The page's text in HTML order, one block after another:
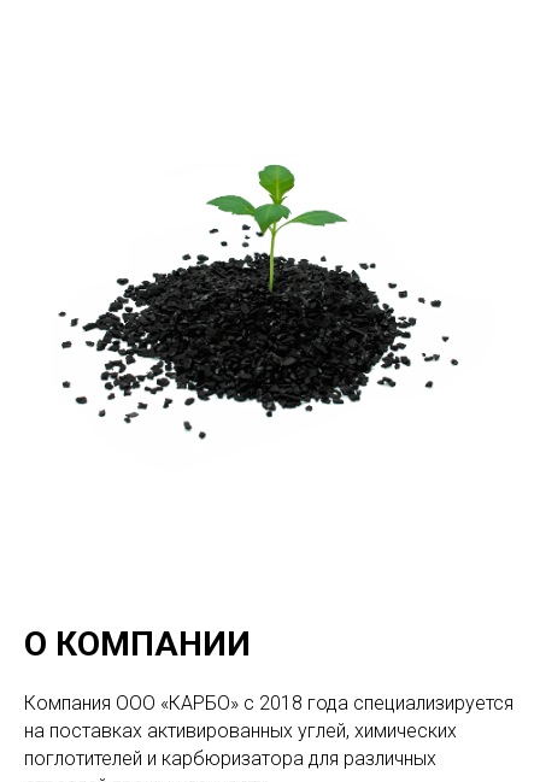
О КОМПАНИИ
Компания ООО «КАРБО» с 2018 года специализируется
на поставках активированных углей, химических
поглотителей и карбюризатора для различных